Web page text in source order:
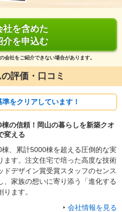
社を含めた
介を申込む
社をご紹介できない場合があります。
評価・口コミ
をクリアしています！
の信頼！岡山の暮らしを新築クオ
変える
棟、累計5000棟を超える圧倒的な実
ます。注文住宅で培った高度な技術
ドデザイン賞受賞スタッフのセンス
、家族の想いに寄り添う「進化する
ります。
会社情報を見る